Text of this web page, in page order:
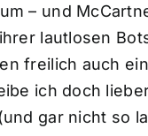
– und
lautlosen
freilich auch
ich doch
gar nicht so